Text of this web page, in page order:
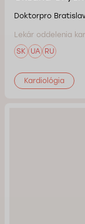
Doktorpro
Lekár oddelenia
SK
UA RU
Kardiológia